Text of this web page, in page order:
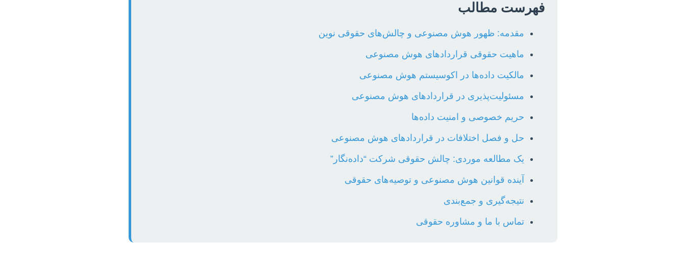
فهرست مطالب
مقدمه: ظهور هوش مصنوعی و چالش‌های حقوقی نوین
ماهیت حقوقی قراردادهای هوش مصنوعی
مالکیت داده‌ها در اکوسیستم هوش مصنوعی
مسئولیت‌پذیری در قراردادهای هوش مصنوعی
حریم خصوصی و امنیت داده‌ها
حل و فصل اختلافات در قراردادهای هوش مصنوعی
یک مطالعه موردی: چالش حقوقی شرکت “داده‌نگار”
آینده قوانین هوش مصنوعی و توصیه‌های حقوقی
نتیجه‌گیری و جمع‌بندی
تماس با ما و مشاوره حقوقی